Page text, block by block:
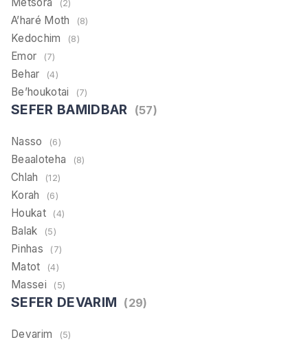
Metsora (2)
A’haré Moth (8)
Kedochim (8)
Emor (7)
Behar (4)
Be’houkotai (7)
SEFER BAMIDBAR (57)
Nasso (6)
Beaaloteha (8)
Chlah (12)
Korah (6)
Houkat (4)
Balak (5)
Pinhas (7)
Matot (4)
Massei (5)
SEFER DEVARIM (29)
Devarim (5)